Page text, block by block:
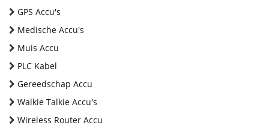
GPS Accu's
Medische Accu's
Muis Accu
PLC Kabel
Gereedschap Accu
Walkie Talkie Accu's
Wireless Router Accu